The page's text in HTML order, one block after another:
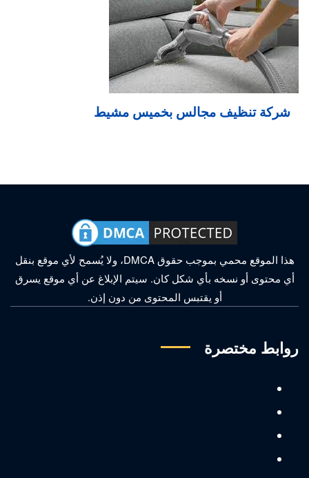
شركة تنظيف مجالس بخميس مشيط
هذا الموقع محمي بموجب حقوق DMCA، ولا يُسمح لأي موقع بنقل
أي محتوى أو نسخه بأي شكل كان. سيتم الإبلاغ عن أي موقع يسرق
أو يقتبس المحتوى من دون إذن.
روابط مختصرة